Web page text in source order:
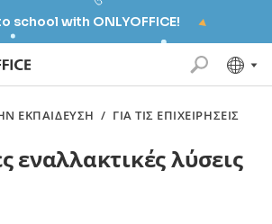
school with ONLYOFFICE!
ΕΚΠΑΊΔΕΥΣΗ / ΓΙΑ ΤΙΣ ΕΠΙΧΕΙΡΉΣΕΙΣ
εναλλακτικές λύσεις